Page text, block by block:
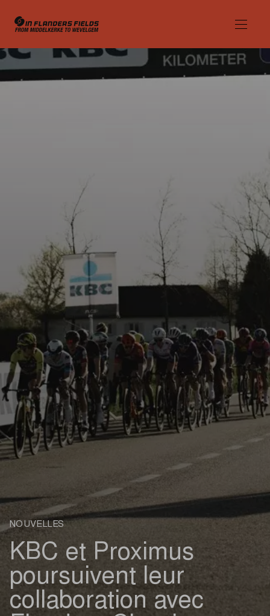
NOUVELLES
KBC et Proximus
poursuivent leur
collaboration avec